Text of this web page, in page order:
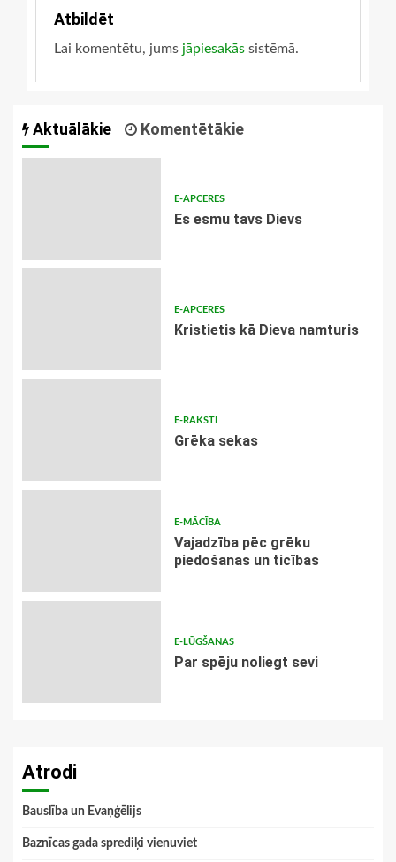
Atbildēt
Lai komentētu, jums jāpiesakās sistēmā.
Aktuālākie Komentētākie
E-APCERES
Es esmu tavs Dievs
E-APCERES
Kristietis kā Dieva namturis
E-RAKSTI
Grēka sekas
E-MĀCĪBA
Vajadzība pēc grēku
piedošanas un ticības
E-LŪGŠANAS
Par spēju noliegt sevi
Atrodi
Bauslība un Evaņģēlijs
Baznīcas gada sprediķi vienuviet